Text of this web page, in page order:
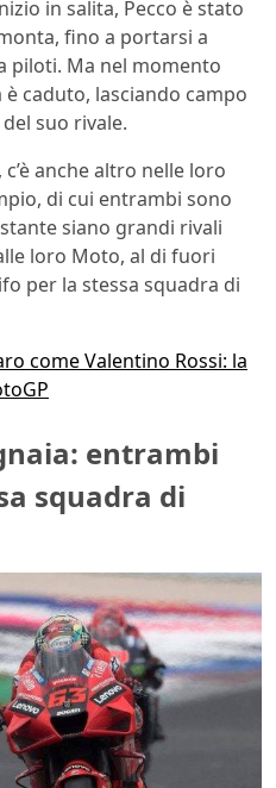
in salita, Pecco è stato
fino a portarsi a
piloti. Ma nel momento
caduto, lasciando campo
suo rivale.
, c’è anche altro nelle loro
di cui entrambi sono
siano grandi rivali
loro Moto, al di fuori
per la stessa squadra di
come Valentino Rossi: la
entrambi
squadra di